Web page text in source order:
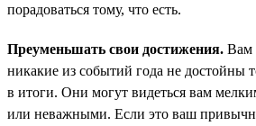
порадоваться тому, что есть.
Преуменьшать свои достижения. Вам
никакие из событий года не достойны
в итоги. Они могут видеться вам
или неважными. Если это ваш